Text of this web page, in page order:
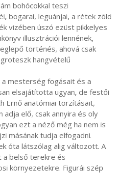
bohócokkal teszi
bogarai, leguánjai, a rétek zöld
vizében úszó ezüst pikkelyes
illusztrációi lennének,
történés, ahová csak
hangvételű
elsajátította ugyan, de festői
Ernő anatómiai torzításait,
elő, csak annyira és oly
ezt a néző még ha nem is
másának tudja elfogadni.
óta látszólag alig változott. A
a belső terekre és
környezetekre. Figurái szép